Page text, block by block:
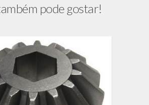
pode gostar!